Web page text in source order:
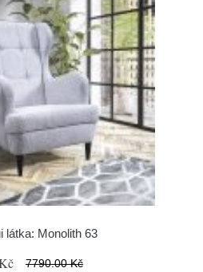
látka: Monolith 63
7790.00 Kč